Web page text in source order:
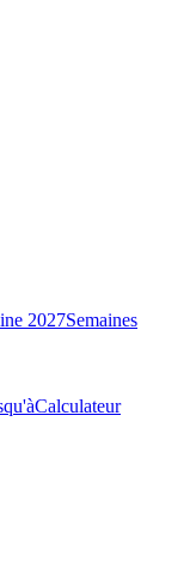
2027Semaines
Calculateur